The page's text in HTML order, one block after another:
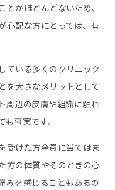
がほとんどないため、
心配な方にとっては、有
ている多くのクリニック
を大きなメリットとして
周辺の皮膚や組織に触れ
事実です。
受けた方全員に当てはま
方の体質やそのときの心
みを感じることもあるの